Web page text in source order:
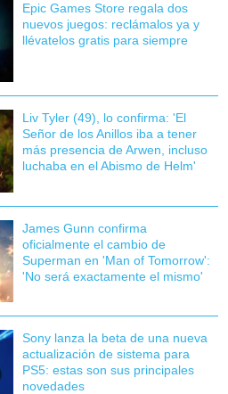
Epic Games Store regala dos
nuevos juegos: reclámalos ya y
llévatelos gratis para siempre
Liv Tyler (49), lo confirma: 'El
Señor de los Anillos iba a tener
más presencia de Arwen, incluso
luchaba en el Abismo de Helm'
James Gunn confirma
oficialmente el cambio de
Superman en 'Man of Tomorrow':
'No será exactamente el mismo'
Sony lanza la beta de una nueva
actualización de sistema para
PS5: estas son sus principales
novedades